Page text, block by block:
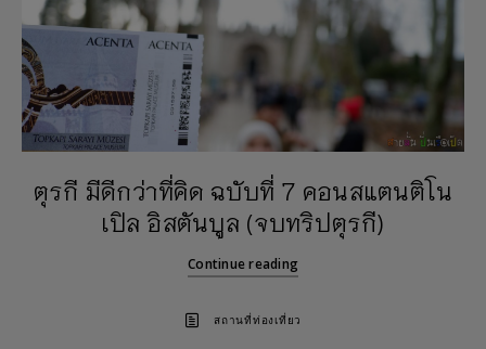
ตุรกี มีดีกว่าที่คิด ฉบับที่ 7 คอนสแตนติโน
เปิล อิสตันบูล (จบทริปตุรกี)
Continue reading
สถานที่ท่องเที่ยว